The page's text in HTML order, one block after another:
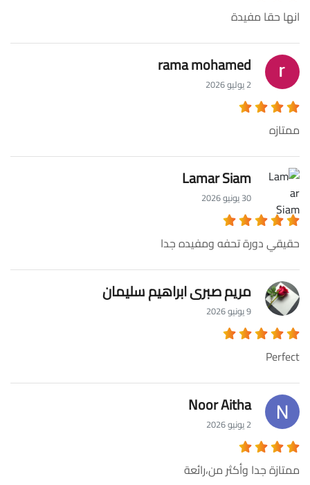
انها حقا مفيدة
rama mohamed
2 يوليو 2026
ممتازه
Lamar Siam
30 يونيو 2026
حقيقي دورة تحفه ومفيده جدا
مريم صبرى ابراهيم سليمان
9 يونيو 2026
Perfect
Noor Aitha
2 يونيو 2026
ممتازة جدا وأكثر من،رائعة